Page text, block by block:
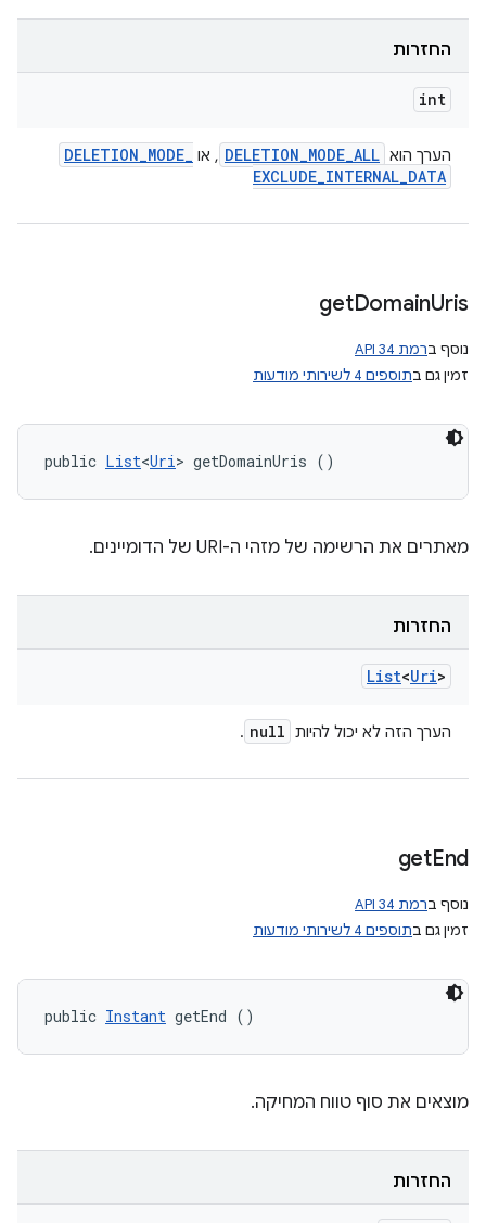
החזרות
int
הערך הוא DELETION_MODE_ALL , או DELETION_MODE_
EXCLUDE_INTERNAL_DATA
getDomainUris
נוסף ברמת API 34
זמין גם בתוספים 4 לשירותי מודעות
public List<Uri> getDomainUris ()
מאתרים את הרשימה של מזהי ה-URI של הדומיינים.
החזרות
List<Uri>
הערך הזה לא יכול להיות null
.
getEnd
נוסף ברמת API 34
זמין גם בתוספים 4 לשירותי מודעות
public Instant getEnd ()
מוצאים את סוף טווח המחיקה.
החזרות